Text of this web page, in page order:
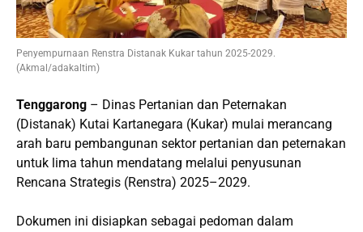
Penyempurnaan Renstra Distanak Kukar tahun 2025-2029.
(Akmal/adakaltim)
Tenggarong – Dinas Pertanian dan Peternakan
(Distanak) Kutai Kartanegara (Kukar) mulai merancang
arah baru pembangunan sektor pertanian dan peternakan
untuk lima tahun mendatang melalui penyusunan
Rencana Strategis (Renstra) 2025–2029.
Dokumen ini disiapkan sebagai pedoman dalam